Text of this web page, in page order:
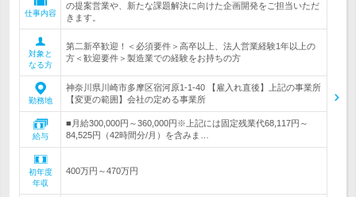
仕事内容
の提案営業や、新たな課題解決に向けた企画開発をご担当いただ
きます。
対象と
なる方
第二新卒歓迎！＜必須要件＞高卒以上、法人営業経験1年以上の
方＜歓迎要件＞製造業での経験をお持ちの方
勤務地
神奈川県川崎市多摩区宿河原1-1-40 【雇入れ直後】上記の事業所
【変更の範囲】会社の定める事業所
給与
■月給300,000円～360,000円※上記には固定残業代68,117円～
84,525円（42時間分/月）を含みま…
初年度
年収
400万円～470万円